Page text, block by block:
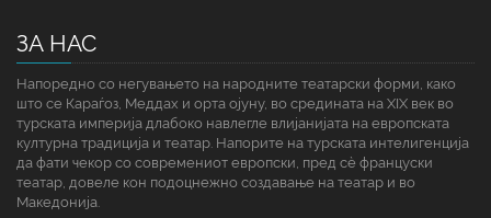
ЗА НАС
Напоредно со негувањето на народните театарски форми, како
што се Караѓоз, Меддах и орта ојуну, во средината на XIX век во
турската империја длабоко навлегле влијанијата на европската
културна традиција и театар. Напорите на турската интелигенција
да фати чекор со современиот европски, пред сè француски
театар, довеле кон подоцнежно создавање на театар и во
Македонија.